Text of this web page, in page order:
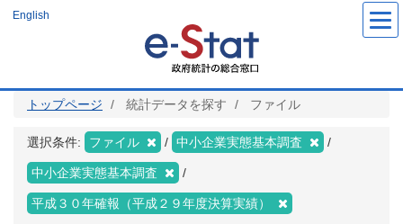
ツ
English
トップページ 統計データを探す ファイル
選択条件: ファイル 中小企業実態基本調査
中小企業実態基本調査
平成３０年確報（平成２９年度決算実績）